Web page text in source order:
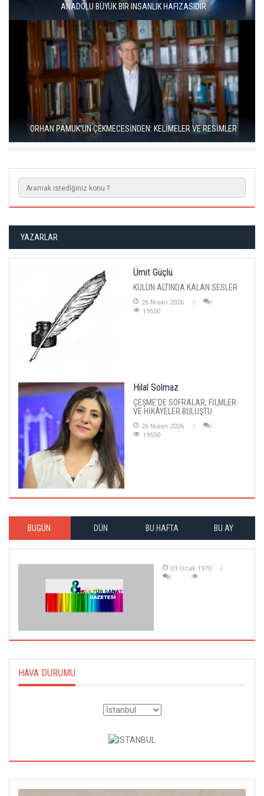
YAYIMLANDI
RIZA SÖNMEZ: ‘ANADOLU, SANILDIĞINDAN ÇOK DAHA VEGAN"
YAZARLAR
Ümit Güçlü
KÜLÜN ALTINDA KALAN SESLER
26 Nisan 2026
19550
Hilal Solmaz
ÇEŞME'DE SOFRALAR, FİLMLER
VE HİKÂYELER BULUŞTU
26 Nisan 2026
19550
BUGÜN DÜN BU HAFTA BU AY
01 Ocak 1970
HAVA DURUMU